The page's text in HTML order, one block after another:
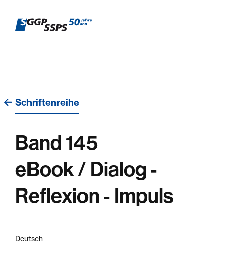
Schriftenreihe
Band 145
eBook / Dialog -
Reflexion - Impuls
Deutsch